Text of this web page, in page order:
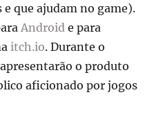
que ajudam no game).
Android e para
itch.io. Durante o
o produto
aficionado por jogos